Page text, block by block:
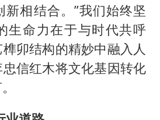
相结合。”我们始终坚
生命力在于与时代共呼
卯结构的精妙中融入人
信红木将文化基因转化